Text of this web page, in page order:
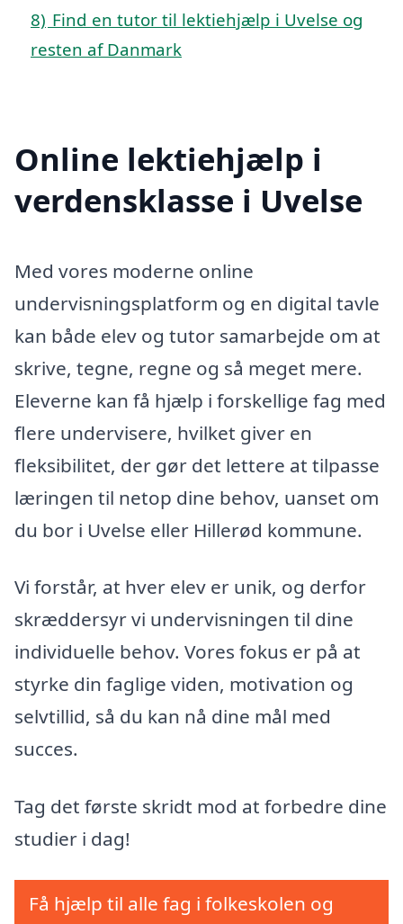
8) Find en tutor til lektiehjælp i Uvelse og
resten af Danmark
Online lektiehjælp i
verdensklasse i Uvelse
Med vores moderne online
undervisningsplatform og en digital tavle
kan både elev og tutor samarbejde om at
skrive, tegne, regne og så meget mere.
Eleverne kan få hjælp i forskellige fag med
flere undervisere, hvilket giver en
fleksibilitet, der gør det lettere at tilpasse
læringen til netop dine behov, uanset om
du bor i Uvelse eller Hillerød kommune.
Vi forstår, at hver elev er unik, og derfor
skræddersyr vi undervisningen til dine
individuelle behov. Vores fokus er på at
styrke din faglige viden, motivation og
selvtillid, så du kan nå dine mål med
succes.
Tag det første skridt mod at forbedre dine
studier i dag!
Få hjælp til alle fag i folkeskolen og